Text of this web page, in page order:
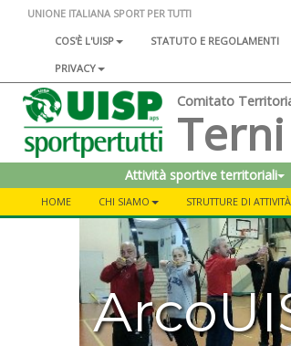
UNIONE ITALIANA SPORT PER TUTTI
COS'È L'UISP
STATUTO E REGOLAMENTI
PRIVACY
Comitato
Terni
Attività sportive territoriali
HOME CHI SIAMO STRUTTURE DI ATTIVITÀ